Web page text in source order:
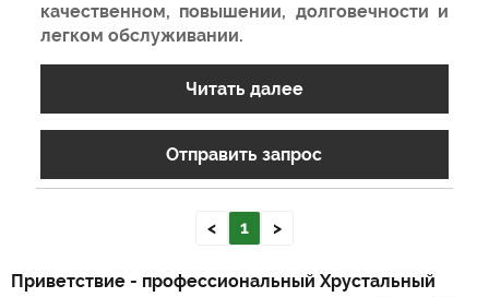
качественном, повышении, долговечности и
легком обслуживании.
Читать далее
Отправить запрос
< 1 >
Приветствие - профессиональный Хрустальный